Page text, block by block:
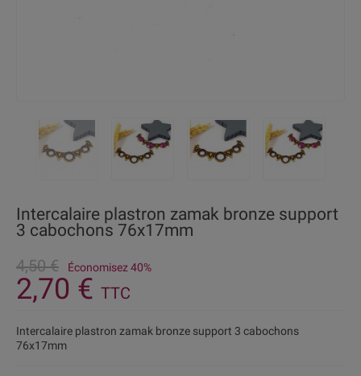
Intercalaire plastron zamak bronze support
3 cabochons 76x17mm
4,50 €
Économisez 40%
2,70 € TTC
Intercalaire plastron zamak bronze support 3 cabochons
76x17mm